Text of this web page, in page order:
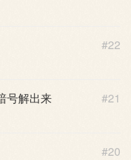
#22
#21
号解出来
#20